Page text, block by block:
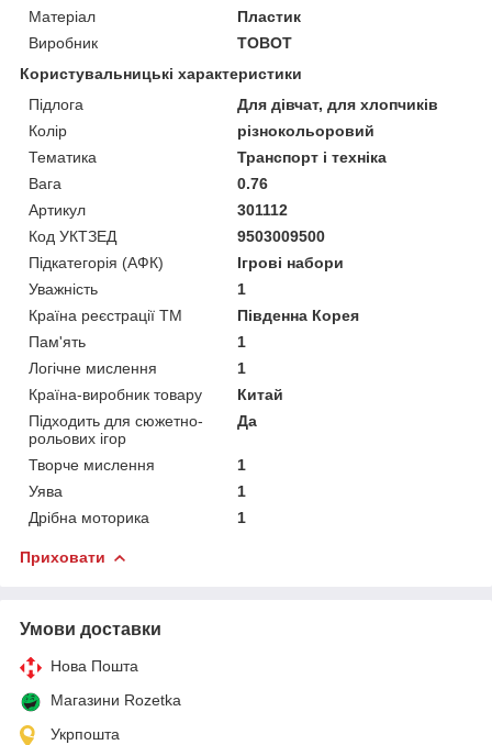
Матеріал
Пластик
Виробник
TOBOT
Користувальницькі характеристики
Підлога
Для дівчат, для хлопчиків
Колір
різнокольоровий
Тематика
Транспорт і техніка
Вага
0.76
Артикул
301112
Код УКТЗЕД
9503009500
Підкатегорія (АФК)
Ігрові набори
Уважність
1
Країна реєстрації ТМ
Південна Корея
Пам'ять
1
Логічне мислення
1
Країна-виробник товару
Китай
Підходить для сюжетно-
рольових ігор
Да
Творче мислення
1
Уява
1
Дрібна моторика
1
Приховати
Умови доставки
Нова Пошта
Магазини Rozetka
Укрпошта